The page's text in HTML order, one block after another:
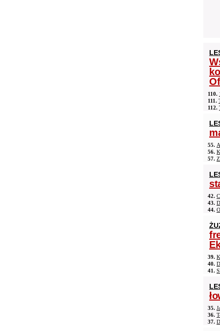
110.
111.
112.
55.
56.
57.
42.
43.
44.
39.
40.
41.
35.
36.
37.